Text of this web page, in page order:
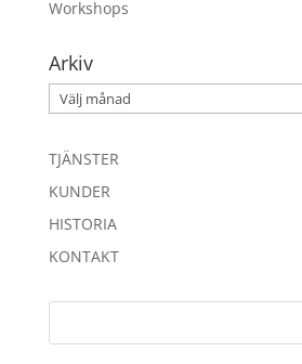
Workshops
Arkiv
Arkiv
TJÄNSTER
KUNDER
HISTORIA
KONTAKT